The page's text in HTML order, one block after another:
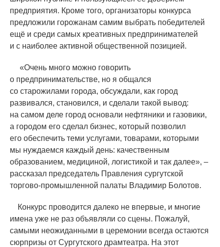
предприятия. Кроме того, организаторы конкурса
предложили горожанам самим выбрать победителей
ещё и среди самых креативных предпринимателей
и с наиболее активной общественной позицией.
«Очень много можно говорить
о предпринимательстве, но я общался
со старожилами города, обсуждали, как город
развивался, становился, и сделали такой вывод:
на самом деле город основали нефтяники и газовики,
а городом его сделал бизнес, который позволил
его обеспечить теми услугами, товарами, которыми
мы нуждаемся каждый день: качественным
образованием, медициной, логистикой и так далее», –
рассказал председатель Правления сургутской
торгово-промышленной палаты Владимир Болотов.
Конкурс проводится далеко не впервые, и многие
имена уже не раз объявляли со сцены. Пожалуй,
самыми неожиданными в церемонии всегда остаются
сюрпризы от Сургутского драмтеатра. На этот